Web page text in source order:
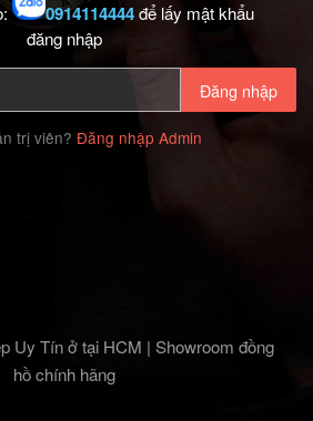
0914114444để lấy mật khẩu
đăng nhập
Đăng nhập
trị viên? Đăng nhập Admin
Uy Tín ở tại HCM | Showroom đồng
hồ chính hãng‎